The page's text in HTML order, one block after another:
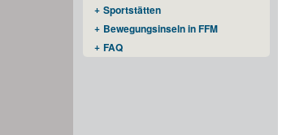
Sportstätten
Bewegungsinseln in FFM
FAQ